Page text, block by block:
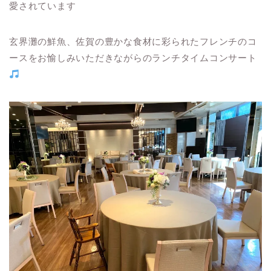
愛されています
玄界灘の鮮魚、佐賀の豊かな食材に彩られたフレンチのコ
ースをお愉しみいただきながらのランチタイムコンサート